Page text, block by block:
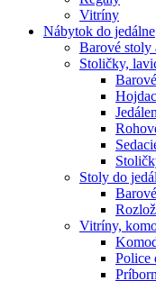
Vitríny
Nábytok do jedálne
Barové stoly
Stoličky,
Stoly do
Vitríny,
Police